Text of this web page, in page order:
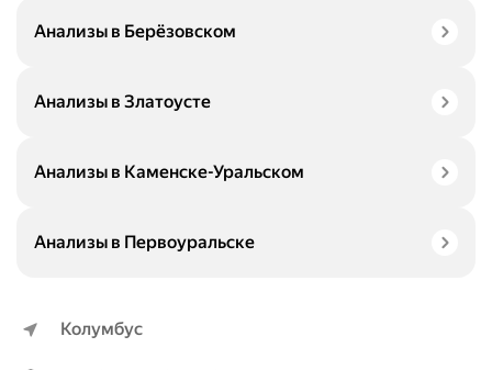
Анализы в Берёзовском
Анализы в Златоусте
Анализы в Каменске-Уральском
Анализы в Первоуральске
Колумбус